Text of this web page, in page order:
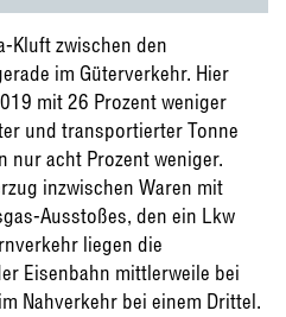
Kluft zwischen den
im Güterverkehr. Hier
mit 26 Prozent weniger
und transportierter Tonne
nur acht Prozent weniger.
inzwischen Waren mit
Ausstoßes, den ein Lkw
liegen die
Eisenbahn mittlerweile bei
Nahverkehr bei einem Drittel.